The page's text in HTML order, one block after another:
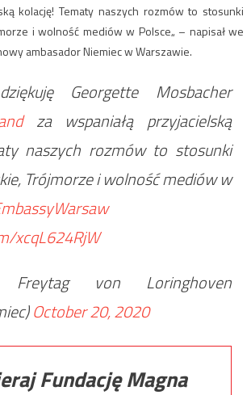
kolację! Tematy naszych rozmów to stosunki
i wolność mediów w Polsce„ – napisał we
ambasador Niemiec w Warszawie.
Georgette Mosbacher
za wspaniałą przyjacielską
naszych rozmów to stosunki
Trójmorze i wolność mediów w
xcqL624RjW
von Loringhoven
October 20, 2020
Fundację Magna